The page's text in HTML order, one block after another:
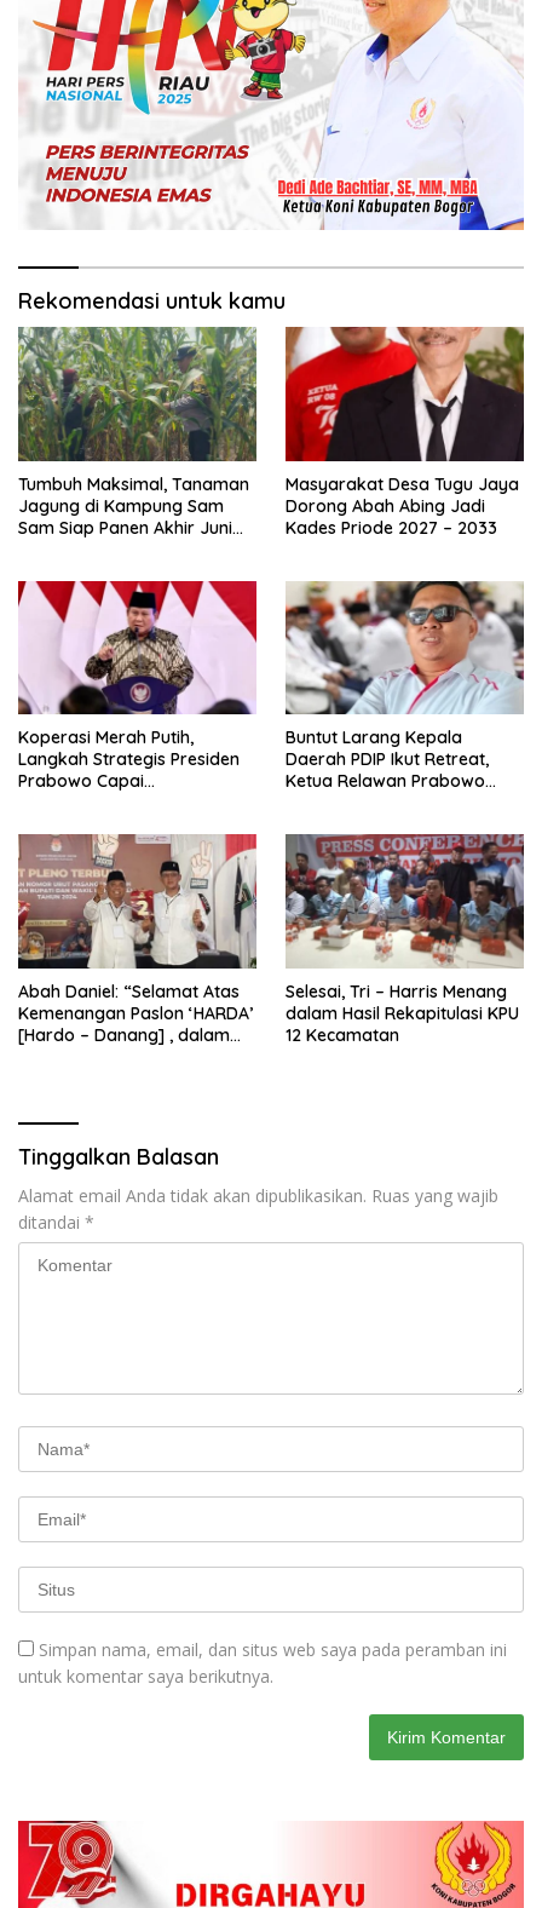
Rekomendasi untuk kamu
Tumbuh Maksimal, Tanaman
Jagung di Kampung Sam
Sam Siap Panen Akhir Juni
Masyarakat Desa Tugu Jaya
Dorong Abah Abing Jadi
Kades Priode 2027 – 2033
Koperasi Merah Putih,
Langkah Strategis Presiden
Prabowo Capai
Buntut Larang Kepala
Daerah PDIP Ikut Retreat,
Ketua Relawan Prabowo
Abah Daniel: “Selamat Atas
Kemenangan Paslon ‘HARDA’
[Hardo – Danang] , dalam
Selesai, Tri – Harris Menang
dalam Hasil Rekapitulasi KPU
12 Kecamatan
Tinggalkan Balasan
Alamat email Anda tidak akan dipublikasikan. Ruas yang wajib
ditandai *
Simpan nama, email, dan situs web saya pada peramban ini
untuk komentar saya berikutnya.